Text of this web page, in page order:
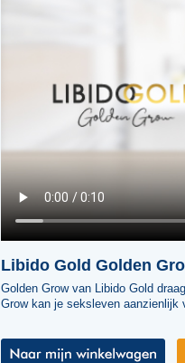
Libido Gold Golden
Golden Grow van Libido Gold
Grow kan je seksleven aanzienlijk